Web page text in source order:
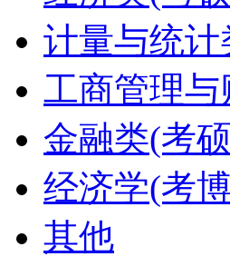
计量与统计
工商管理
金融类(考
经济学(考
其他